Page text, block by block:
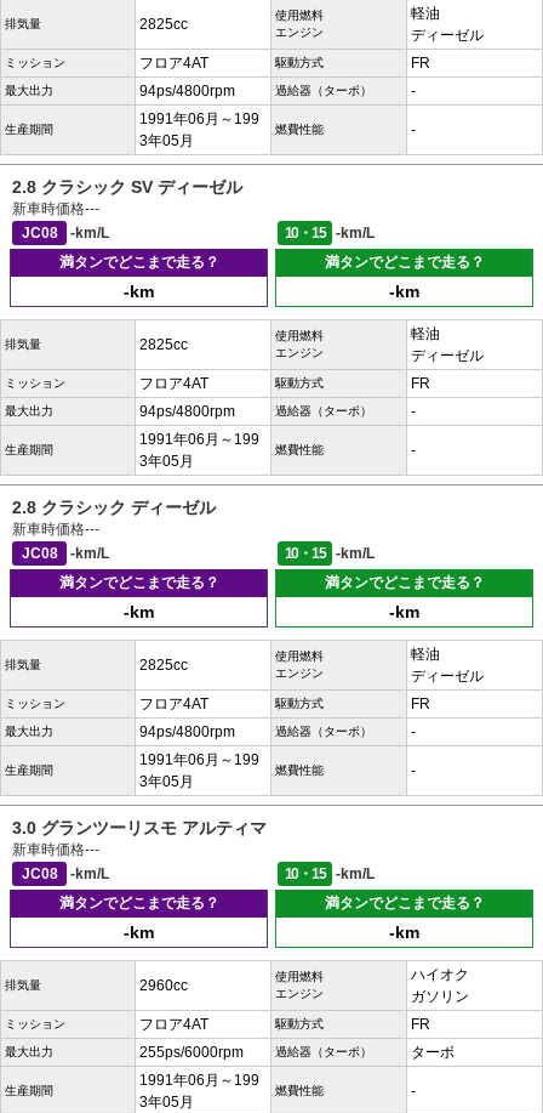
排気量 2825cc
使用燃料
エンジン
軽油
ディーゼル
ミッション フロア4AT 駆動方式 FR
最大出力 94ps/4800rpm 過給器（ターボ） -
生産期間
1991年06月～199
3年05月
燃費性能 -
2.8 クラシック SV ディーゼル
新車時価格---
JC08
-km/L 10・15
-km/L
満タンでどこまで走る？
-km
満タンでどこまで走る？
-km
排気量 2825cc
使用燃料
エンジン
軽油
ディーゼル
ミッション フロア4AT 駆動方式 FR
最大出力 94ps/4800rpm 過給器（ターボ） -
生産期間
1991年06月～199
3年05月
燃費性能 -
2.8 クラシック ディーゼル
新車時価格---
JC08
-km/L 10・15
-km/L
満タンでどこまで走る？
-km
満タンでどこまで走る？
-km
排気量 2825cc
使用燃料
エンジン
軽油
ディーゼル
ミッション フロア4AT 駆動方式 FR
最大出力 94ps/4800rpm 過給器（ターボ） -
生産期間
1991年06月～199
3年05月
燃費性能 -
3.0 グランツーリスモ アルティマ
新車時価格---
JC08
-km/L 10・15
-km/L
満タンでどこまで走る？
-km
満タンでどこまで走る？
-km
排気量 2960cc
使用燃料
エンジン
ハイオク
ガソリン
ミッション フロア4AT 駆動方式 FR
最大出力 255ps/6000rpm 過給器（ターボ） ターボ
生産期間
1991年06月～199
3年05月
燃費性能 -